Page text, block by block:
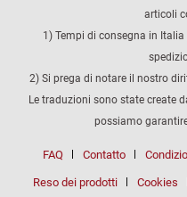
articoli
1) Tempi di consegna in
2) Si prega di notare il nostro
Le traduzioni sono state create
possiamo
FAQ Contatto
Reso dei prodotti Cookies